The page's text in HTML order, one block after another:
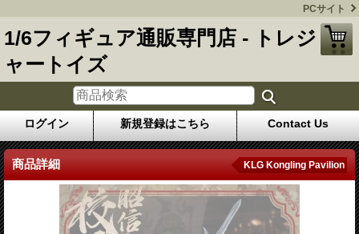
PCサイト
1/6フィギュア通販専門店 - トレジ
ャートイズ
ログイン 新規登録はこちら Contact Us
商品詳細 KLG Kongling Pavilion